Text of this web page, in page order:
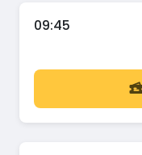
09:45